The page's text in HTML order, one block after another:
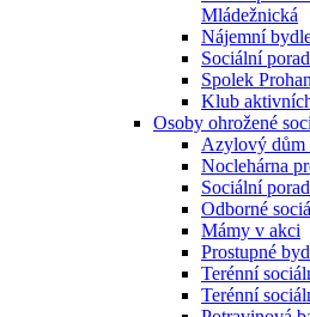
Mládežnická
Nájemní
Sociální
Spolek
Klub
Osoby ohrožené
Azylový dům
Noclehárna
Sociální
Odborné
Mámy v akci
Prostupné
Terénní
Terénní